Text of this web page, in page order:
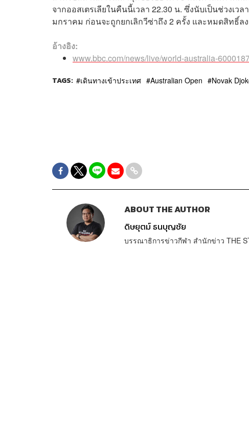
จากออสเตรเลียในคืนนี้เวลา 22.30 น. ซึ่งนับเป็นช่วงเว
มกราคม ก่อนจะถูกยกเลิกวีซ่าถึง 2 ครั้ง และหมดสิทธิ์ล
อ้างอิง:
www.bbc.com/news/live/world-australia-
TAGS: เดินทางเข้าประเทศ Australian Open Novak
ABOUT THE AUTHOR
ดิษยุตม์ ธนบุญชัย
บรรณาธิการข่าวกีฬา สำนักข่าว THE